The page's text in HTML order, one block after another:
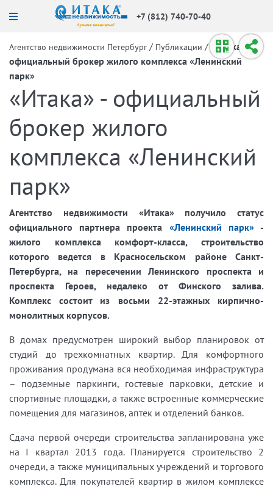
+7 (812) 740-70-40
Агентство недвижимости Петербург / Публикации / «Итака» -
официальный брокер жилого комплекса «Ленинский
парк»
«Итака» - официальный
брокер жилого
комплекса «Ленинский
парк»
Агентство недвижимости «Итака» получило статус
официального партнера проекта «Ленинский парк»-
жилого комплекса комфорт-класса, строительство
которого ведется в Красносельском районе Санкт-
Петербурга, на пересечении Ленинского проспекта и
проспекта Героев, недалеко от Финского залива.
Комплекс состоит из восьми 22-этажных кирпично-
монолитных корпусов.
В домах предусмотрен широкий выбор планировок от
студий до трехкомнатных квартир. Для комфортного
проживания продумана вся необходимая инфраструктура
– подземные паркинги, гостевые парковки, детские и
спортивные площадки, а также встроенные коммерческие
помещения для магазинов, аптек и отделений банков.
Сдача первой очереди строительства запланирована уже
на I квартал 2013 года. Планируется строительство 2
очереди, а также муниципальных учреждений и торгового
комплекса. Для покупателей квартир в жилом комплексе